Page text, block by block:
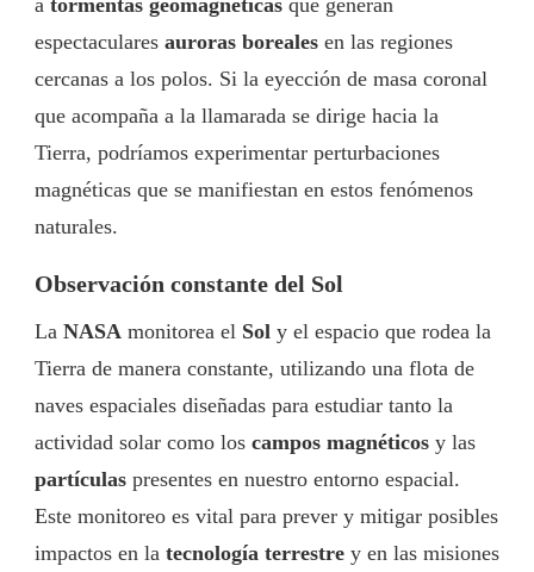
espectaculares auroras boreales en las regiones
cercanas a los polos. Si la eyección de masa coronal
que acompaña a la llamarada se dirige hacia la
Tierra, podríamos experimentar perturbaciones
magnéticas que se manifiestan en estos fenómenos
naturales.
Observación constante del Sol
La NASA monitorea el Sol y el espacio que rodea la
Tierra de manera constante, utilizando una flota de
naves espaciales diseñadas para estudiar tanto la
actividad solar como los campos magnéticos y las
partículas presentes en nuestro entorno espacial.
Este monitoreo es vital para prever y mitigar posibles
impactos en la tecnología terrestre y en las misiones